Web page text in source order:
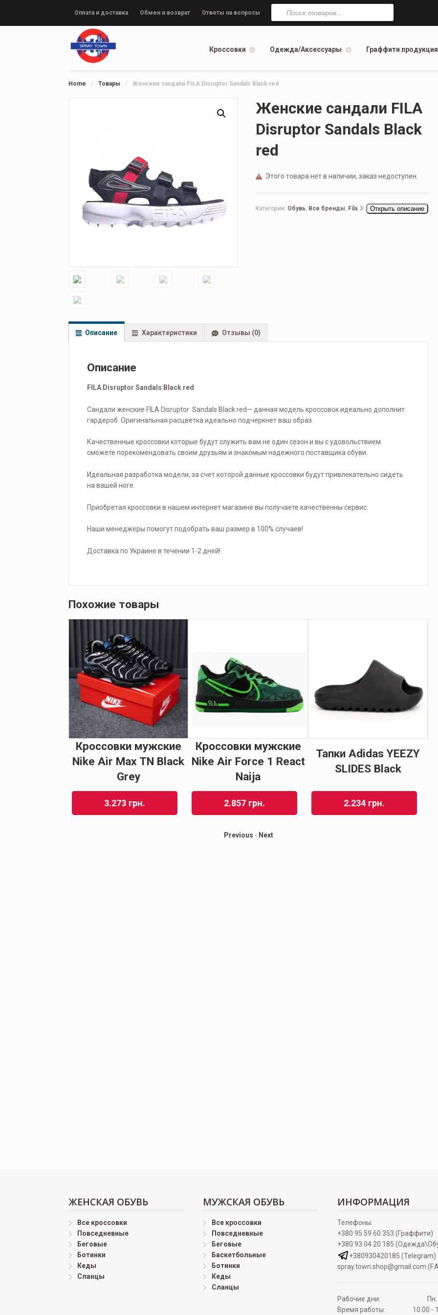
Оплата и доставка Обмен и возврат Ответы на вопросы
Поиск
товаров
Кроссовки Одежда/Аксессуары Граффити продукция
Home / Товары / Женские сандали FILA Disruptor Sandals Black red
Женские сандали FILA
Disruptor Sandals Black
red
Этого товара нет в наличии, заказ недоступен.
Категории: Обувь, Все бренды Fila, Женская обувь,
Открыть описание
Описание Характеристики Отзывы (0)
Описание
FILA Disruptor Sandals Black red
Сандали женские FILA Disruptor Sandals Black red— данная модель кроссовок идеально дополнит
гардероб. Оригинальная расцветка идеально подчеркнет ваш образ.
Качественные кроссовки которые будут служить вам не один сезон и вы с удовольствием
сможете порекомендовать своим друзьям и знакомым надежного поставщика обуви.
Идеальная разработка модели, за счет которой данные кроссовки будут привлекательно сидеть
на вашей ноге.
Приобретая кроссовки в нашем интернет магазине вы получаете качественны сервис.
Наши менеджеры помогут подобрать ваш размер в 100% случаев!
Доставка по Украине в течении 1-2 дней!
Похожие товары
Кроссовки мужские
Nike Air Max TN Black
Grey
3.273 грн.
Кроссовки мужские
Nike Air Force 1 React
Naija
2.857 грн.
Тапки Adidas YEEZY
SLIDES Black
2.234 грн.
Previous - Next
ЖЕНСКАЯ ОБУВЬ
Все кроссовки
Повседневные
Беговые
Ботинки
Кеды
Сланцы
МУЖСКАЯ ОБУВЬ
Все кроссовки
Повседневные
Беговые
Баскетбольные
Ботинки
Кеды
Сланцы
ИНФОРМАЦИЯ
Телефоны:
+380 95 59 60 353 (Граффити)
+380 93 04 20 185
+380930420185 (Telegram)
spray.town.shop@gmail.com
Рабочие дни:
Время работы:
10.00 -